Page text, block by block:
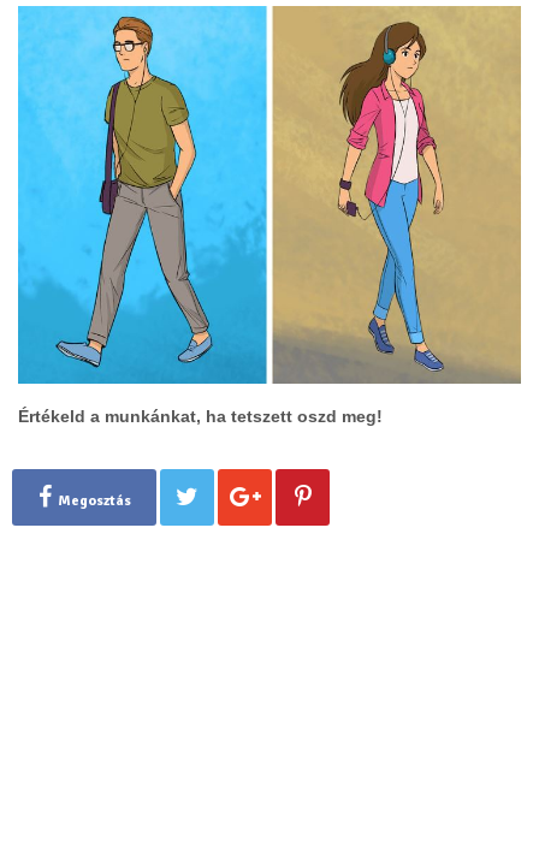
Értékeld a munkánkat, ha tetszett oszd meg!
Megosztás